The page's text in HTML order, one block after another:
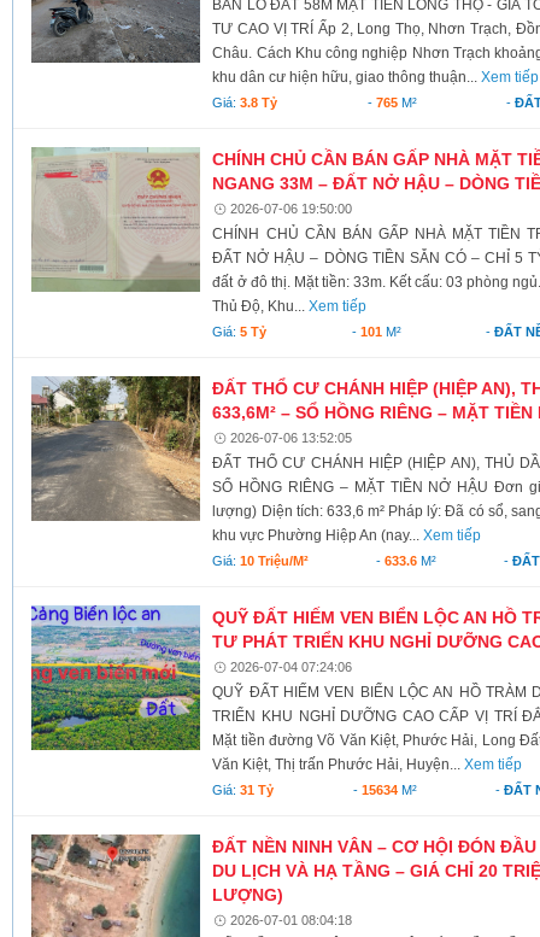
BÁN LÔ ĐẤT 58M MẶT TIỀN LONG THỌ - GIÁ
TƯ CAO VỊ TRÍ Ấp 2, Long Thọ, Nhơn Trạch,
Châu. Cách Khu công nghiệp Nhơn Trạch
khu dân cư hiện hữu, giao thông thuận...Xem tiếp
Giá:3.8 Tỷ - 765M² -
CHÍNH CHỦ CẦN BÁN GẤP NHÀ MẶT
NGANG 33M – ĐẤT NỞ HẬU – DÒNG
2026-07-06 19:50:00
CHÍNH CHỦ CẦN BÁN GẤP NHÀ MẶT TIỀN
ĐẤT NỞ HẬU – DÒNG TIỀN SẴN CÓ – CHỈ 5
đất ở đô thị. Mặt tiền: 33m. Kết cấu: 03 phòng
Thủ Độ, Khu...Xem tiếp
Giá:5 Tỷ - 101M² - ĐẤT
ĐẤT THỔ CƯ CHÁNH HIỆP (HIỆP AN),
633,6M² – SỔ HỒNG RIÊNG – MẶT TIỀN
2026-07-06 13:52:05
ĐẤT THỔ CƯ CHÁNH HIỆP (HIỆP AN), THỦ
SỔ HỒNG RIÊNG – MẶT TIỀN NỞ HẬU Đơn
lượng) Diện tích: 633,6 m² Pháp lý: Đã có sổ,
khu vực Phường Hiệp An (nay...Xem tiếp
Giá:10 Triệu/m² -633.6 M² -
QUỸ ĐẤT HIẾM VEN BIỂN LỘC AN HỒ
TƯ PHÁT TRIỂN KHU NGHỈ DƯỠNG
2026-07-04 07:24:06
QUỸ ĐẤT HIẾM VEN BIỂN LỘC AN HỒ TRÀM
TRIỂN KHU NGHỈ DƯỠNG CAO CẤP VỊ TRÍ
Mặt tiền đường Võ Văn Kiệt, Phước Hải, Long
Văn Kiệt, Thị trấn Phước Hải, Huyện...Xem tiếp
Giá:31 Tỷ - 15634M² -ĐẤT
ĐẤT NỀN NINH VÂN – CƠ HỘI ĐÓN
DU LỊCH VÀ HẠ TẦNG – GIÁ CHỈ 20
LƯỢNG)
2026-07-01 08:04:18